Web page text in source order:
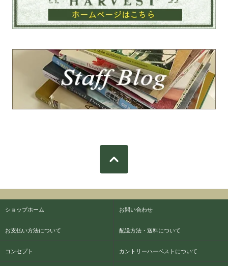
ショップホーム お問い合わせ
お支払い方法について 配送方法・送料について
コンセプト カントリーハーベストについて